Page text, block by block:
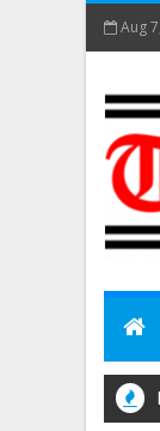
Aug